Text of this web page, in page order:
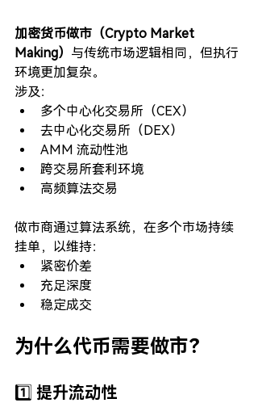
加密货币做市（Crypto Market
Making） 与传统市场逻辑相同，但执行
环境更加复杂。
涉及：
多个中心化交易所（CEX）
去中心化交易所（DEX）
AMM 流动性池
跨交易所套利环境
高频算法交易
做市商通过算法系统，在多个市场持续
挂单，以维持：
紧密价差
充足深度
稳定成交
为什么代币需要做市？
1️⃣ 提升流动性